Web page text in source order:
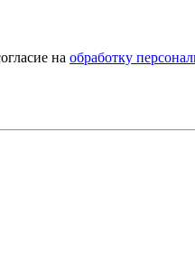
на обработку